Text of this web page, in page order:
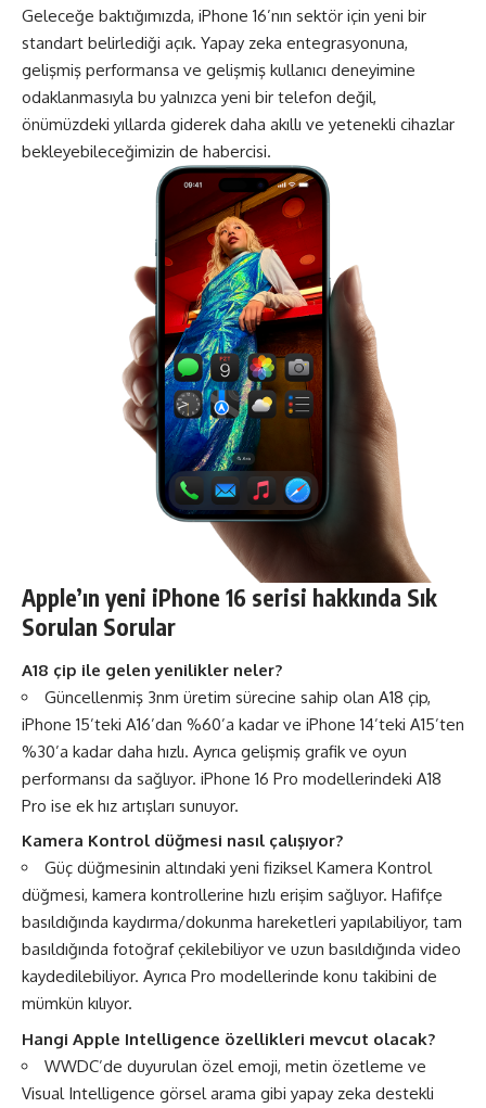
Geleceğe baktığımızda, iPhone 16’nın sektör için yeni bir
standart belirlediği açık. Yapay zeka entegrasyonuna,
gelişmiş performansa ve gelişmiş kullanıcı deneyimine
odaklanmasıyla bu yalnızca yeni bir telefon değil,
önümüzdeki yıllarda giderek daha akıllı ve yetenekli cihazlar
bekleyebileceğimizin de habercisi.
Apple’ın yeni iPhone 16 serisi hakkında Sık
Sorulan Sorular
A18 çip ile gelen yenilikler neler?
Güncellenmiş 3nm üretim sürecine sahip olan A18 çip,
iPhone 15’teki A16’dan %60’a kadar ve iPhone 14’teki A15’ten
%30’a kadar daha hızlı. Ayrıca gelişmiş grafik ve oyun
performansı da sağlıyor. iPhone 16 Pro modellerindeki A18
Pro ise ek hız artışları sunuyor.
Kamera Kontrol düğmesi nasıl çalışıyor?
Güç düğmesinin altındaki yeni fiziksel Kamera Kontrol
düğmesi, kamera kontrollerine hızlı erişim sağlıyor. Hafifçe
basıldığında kaydırma/dokunma hareketleri yapılabiliyor, tam
basıldığında fotoğraf çekilebiliyor ve uzun basıldığında video
kaydedilebiliyor. Ayrıca Pro modellerinde konu takibini de
mümkün kılıyor.
Hangi Apple Intelligence özellikleri mevcut olacak?
WWDC’de duyurulan özel emoji, metin özetleme ve
Visual Intelligence görsel arama gibi yapay zeka destekli